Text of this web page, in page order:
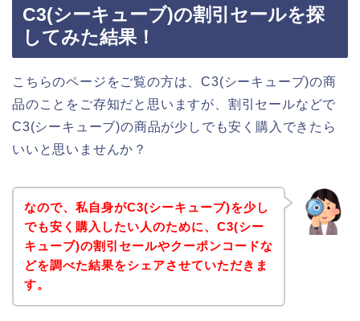
C3(シーキューブ)の割引セールを探
してみた結果！
こちらのページをご覧の方は、C3(シーキューブ)の商
品のことをご存知だと思いますが、割引セールなどで
C3(シーキューブ)の商品が少しでも安く購入できたら
いいと思いませんか？
なので、私自身がC3(シーキューブ)を少し
でも安く購入したい人のために、C3(シー
キューブ)の割引セールやクーポンコードな
どを調べた結果をシェアさせていただきま
す。